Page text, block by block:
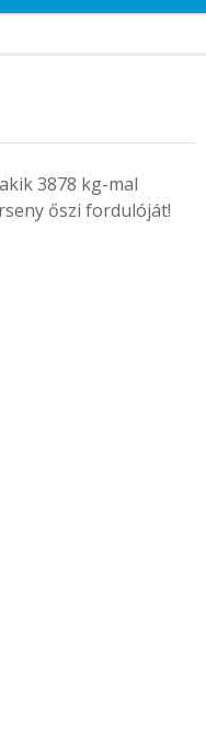
3878 kg-mal
őszi fordulóját!